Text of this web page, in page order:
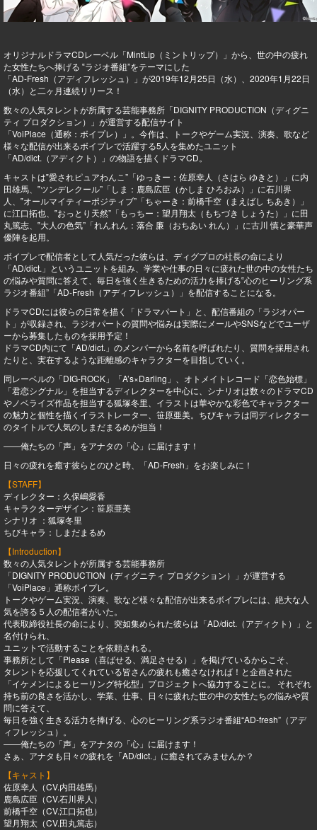
オリジナルドラマCDレーベル「MintLip（ミントリップ）」から、世の中の疲れ
た女性たちへ捧げる ‟ラジオ番組”をテーマにした
「AD-Fresh（アディフレッシュ）」が2019年12月25日（水）、2020年1月22日
（水）と二ヶ月連続リリース！
数々の人気タレントが所属する芸能事務所「DIGNITY PRODUCTION（ディグニ
ティ プロダクション）」が運営する配信サイト
「VoiPlace（通称：ボイプレ）」。今作は、トークやゲーム実況、演奏、歌など
様々な配信が出来るボイプレで活躍する5人を集めたユニット
「AD/dict.（アディクト）」の物語を描くドラマCD。
キャストは‟愛されピュアわんこ”「ゆっきー：佐原幸人（さはら ゆきと）」に内
田雄馬、‟ツンデレクール”「しま：鹿島広臣（かしま ひろおみ）」に石川界
人、‟オールマイティーポジティブ”「ちゃーき：前橋千空（まえばし ちあき）」
に江口拓也、‟おっとり天然”「もっちー：望月翔太（もちづき しょうた）」に田
丸篤志、‟大人の色気”「れんれん：落合 廉（おちあい れん）」に古川 慎と豪華声
優陣を起用。
ボイプレで配信者として人気だった彼らは、ディグプロの社長の命により
「AD/dict.」というユニットを組み、学業や仕事の日々に疲れた世の中の女性たち
の悩みや質問に答えて、毎日を強く生きるための活力を捧げる‟心のヒーリング系
ラジオ番組”「AD-Fresh（アディフレッシュ）」を配信することになる。
ドラマCDには彼らの日常を描く「ドラマパート」と、配信番組の「ラジオパー
ト」が収録され、ラジオパートの質問や悩みは実際にメールやSNSなどでユーザ
ーから募集したものを採用予定！
ドラマCD内にて「AD/dict.」のメンバーから名前を呼ばれたり、質問を採用され
たりと、実在するような距離感のキャラクターを目指していく。
同レーベルの「DIG-ROCK」「A’s×Darling」、オトメイトレコード「恋色始標」
「君恋シグナル」を担当するディレクターを中心に、シナリオは数々のドラマCD
やノベライズ作品を担当する狐塚冬里、イラストは華やかな彩色でキャラクター
の魅力と個性を描くイラストレーター、笹原亜美。ちびキャラは同ディレクター
のタイトルで人気のしまだまるめが担当！
――俺たちの「声」をアナタの「心」に届けます！
日々の疲れを癒す彼らとのひと時、「AD-Fresh」をお楽しみに！
【STAFF】
ディレクター：久保嶋愛香
キャラクターデザイン：笹原亜美
シナリオ ：狐塚冬里
ちびキャラ：しまだまるめ
【Introduction】
数々の人気タレントが所属する芸能事務所
「DIGNITY PRODUCTION（ディグニティ プロダクション）」が運営する
「VoiPlace」通称ボイプレ。
トークやゲーム実況、演奏、歌など様々な配信が出来るボイプレには、絶大な人
気を誇る５人の配信者がいた。
代表取締役社長の命により、突如集められた彼らは「AD/dict.（アディクト）」と
名付けられ、
ユニットで活動することを依頼される。
事務所として「Please（喜ばせる、満足させる）」を掲げているからこそ、
タレントを応援してくれている皆さんの疲れも癒さなければ！と企画された
「イケメンによるヒーリング特化型」プロジェクトへ協力することに。 それぞれ
持ち前の良さを活かし、学業、仕事、日々に疲れた世の中の女性たちの悩みや質
問に答えて、
毎日を強く生きる活力を捧げる、心のヒーリング系ラジオ番組“AD-fresh”（アデ
ィフレッシュ）。
――俺たちの「声」をアナタの「心」に届けます！
さぁ、アナタも日々の疲れを「AD/dict.」に癒されてみませんか？
【キャスト】
佐原幸人（CV.内田雄馬）
鹿島広臣（CV.石川界人）
前橋千空（CV.江口拓也）
望月翔太（CV.田丸篤志）